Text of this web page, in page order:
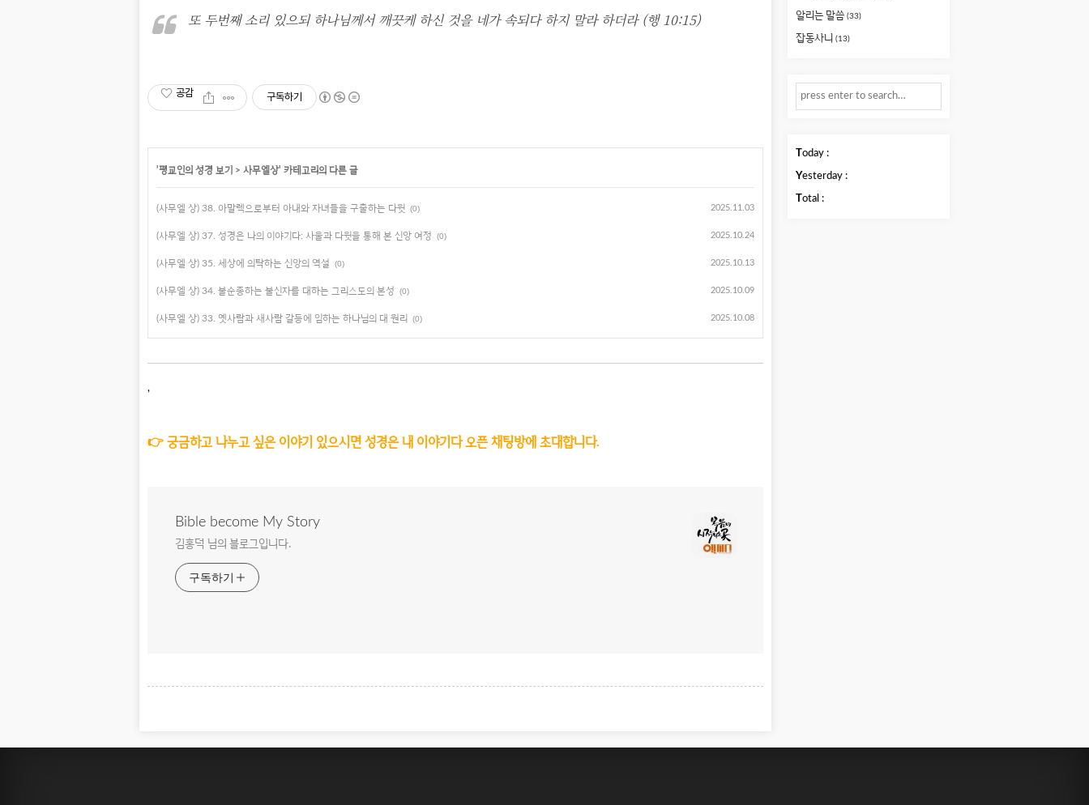
또 두번째 소리 있으되 하나님께서 깨끗케 하신 것을 네가 속되다 하지 말라 하더라 (행 10:15)
공감 구독하기
'평교인의 성경 보기 > 사무엘상' 카테고리의 다른 글
(사무엘 상) 38. 아말렉으로부터 아내와 자녀들을 구출하는 다윗 (0) 2025.11.03
(사무엘 상) 37. 성경은 나의 이야기다: 사울과 다윗을 통해 본 신앙 여정 (0) 2025.10.24
(사무엘 상) 35. 세상에 의탁하는 신앙의 역설 (0) 2025.10.13
(사무엘 상) 34. 불순종하는 불신자를 대하는 그리스도의 본성 (0) 2025.10.09
(사무엘 상) 33. 옛사람과 새사람 갈등에 임하는 하나님의 대 원리 (0) 2025.10.08
,
👉 궁금하고 나누고 싶은 이야기 있으시면 성경은 내 이야기다 오픈 채팅방에 초대합니다.
Bible become My Story
김홍덕 님의 블로그입니다.
구독하기
알리는 말씀 (33)
잡동사니 (13)
Today :
Yesterday :
Total :